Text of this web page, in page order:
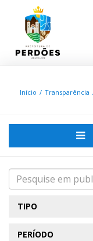
Início Transparência
TIPO
PERÍODO